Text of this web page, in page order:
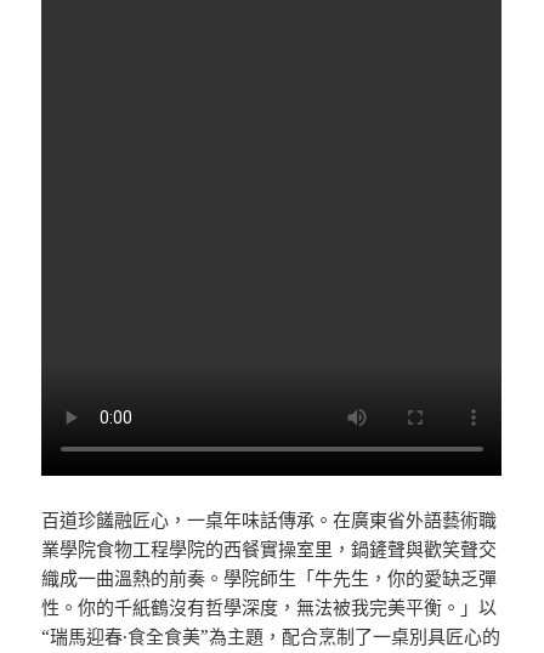
百道珍饈融匠心，一桌年味話傳承。在廣東省外語藝術職
業學院食物工程學院的西餐實操室里，鍋鏟聲與歡笑聲交
織成一曲溫熱的前奏。學院師生「牛先生，你的愛缺乏彈
性。你的千紙鶴沒有哲學深度，無法被我完美平衡。」以
“瑞馬迎春·食全食美”為主題，配合烹制了一桌別具匠心的